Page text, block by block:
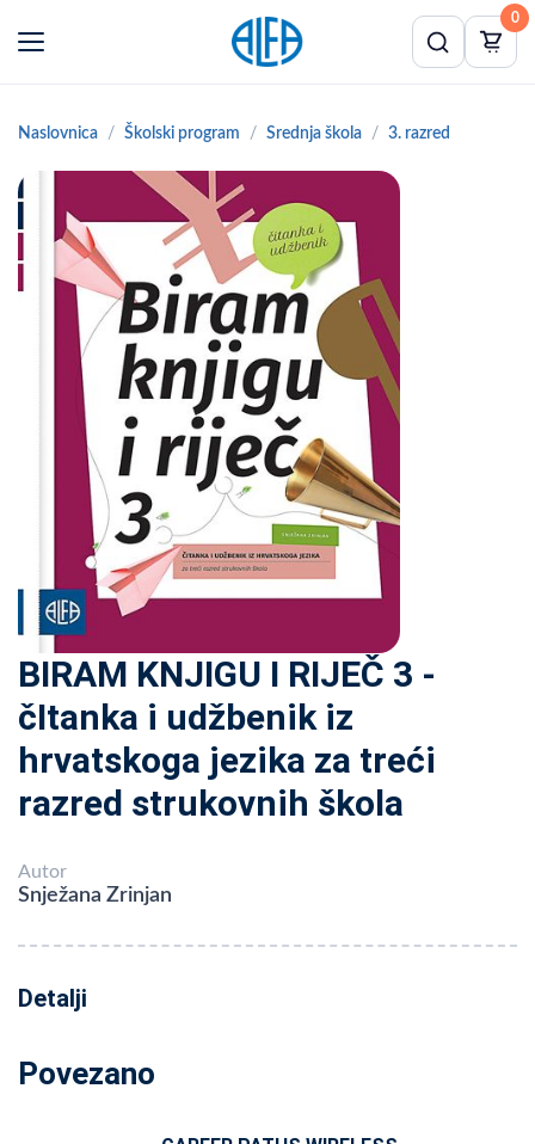
0
Naslovnica Školski program Srednja škola 3. razred
BIRAM KNJIGU I RIJEČ 3 -
čItanka i udžbenik iz
hrvatskoga jezika za treći
razred strukovnih škola
Autor
Snježana Zrinjan
Detalji
Povezano